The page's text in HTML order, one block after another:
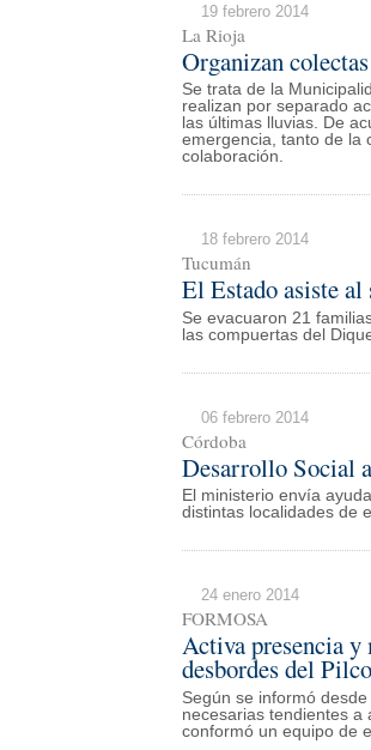
19 febrero 2014
La Rioja
Organizan
Se trata de la
realizan por separado
las últimas lluvias. De
emergencia, tanto de la
colaboración.
18 febrero 2014
Tucumán
El Estado asiste
Se evacuaron 21
las compuertas del
06 febrero 2014
Córdoba
Desarrollo Social
El ministerio envía
distintas localidades de
24 enero 2014
FORMOSA
Activa presencia y
desbordes del
Según se informó
necesarias tendientes a
conformó un equipo de